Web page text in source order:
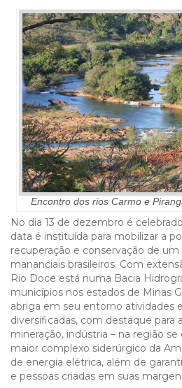
Encontro dos rios Carmo e
No dia 13 de dezembro é
data é instituída para mobilizar a
recuperação e conservação de um
mananciais brasileiros. Com
Rio Doce está numa Bacia
municípios nos estados de Minas
abriga em seu entorno atividades
diversificadas, com destaque para
mineração, indústria – na região
maior complexo siderúrgico da
de energia elétrica, além de
e pessoas criadas em suas